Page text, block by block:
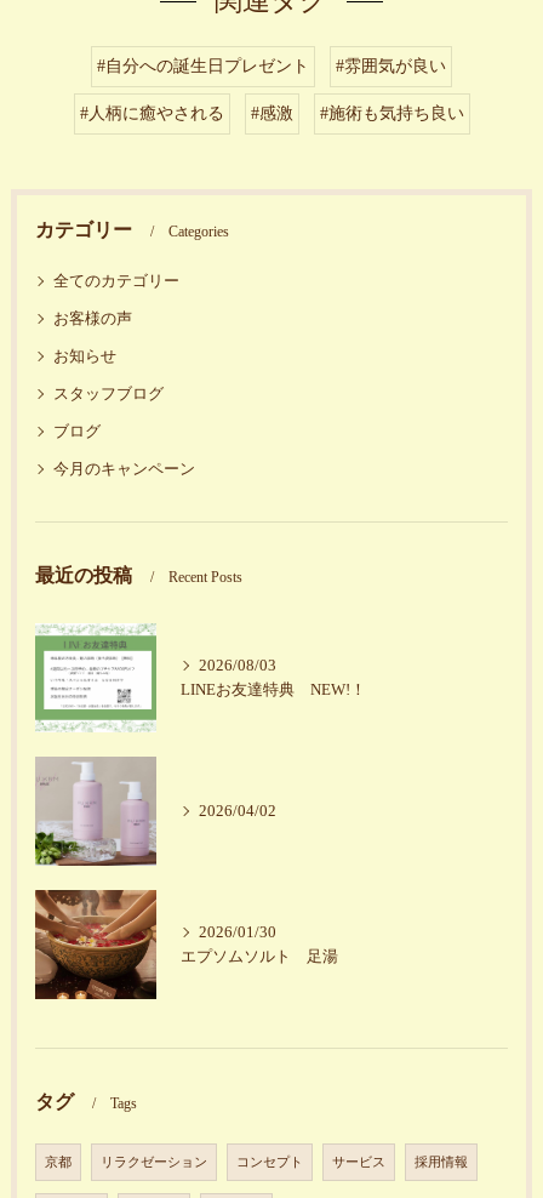
#自分への誕生日プレゼント #雰囲気が良い
#人柄に癒やされる #感激 #施術も気持ち良い
カテゴリー Categories
全てのカテゴリー
お客様の声
お知らせ
スタッフブログ
ブログ
今月のキャンペーン
最近の投稿 Recent Posts
2026/08/03
LINEお友達特典 NEW!！
2026/04/02
2026/01/30
エプソムソルト 足湯
タグ Tags
京都 リラクゼーション コンセプト サービス 採用情報